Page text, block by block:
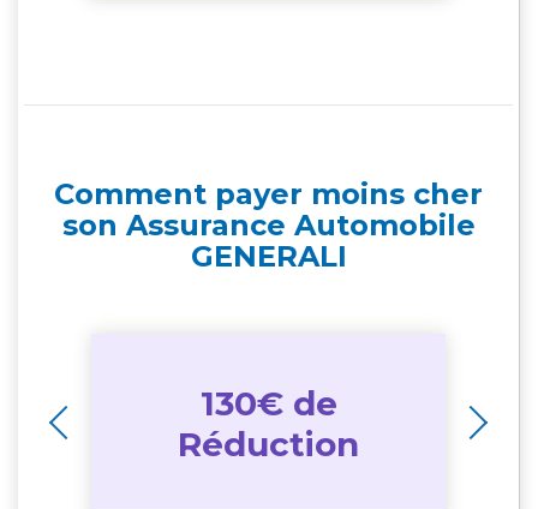
Comment payer moins cher
son Assurance Automobile
GENERALI
130€ de
Réduction